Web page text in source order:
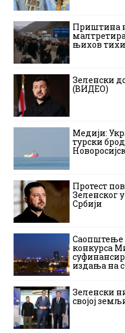
Приштина
њихов тихи
Зеленски
(ВИДЕО)
Медији:
турски
Протест
Зеленског
Србији
Саопштење
конкурса
издања на
Зеленски
својој